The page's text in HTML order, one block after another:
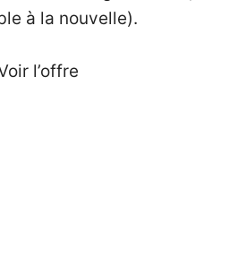
à la nouvelle).
l’offre